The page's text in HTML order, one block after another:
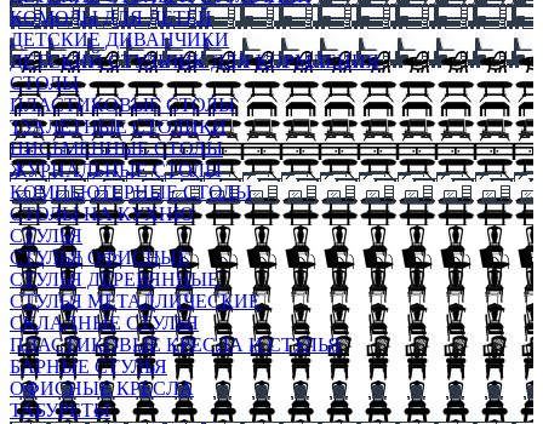
КОМОДЫ ДЛЯ ДЕТЕЙ
ДЕТСКИЕ ДИВАНЧИКИ
ДЕТСКИЙ СТУЛЬЧИК ДЛЯ КОРМЛЕНИЯ
СТОЛЫ
ПЛАСТИКОВЫЕ СТОЛЫ
ТУАЛЕТНЫЕ СТОЛИКИ
ПИСЬМЕННЫЕ СТОЛЫ
ЖУРНАЛЬНЫЕ СТОЛЫ
КОМПЬЮТЕРНЫЕ СТОЛЫ
СТОЛЫ НА КУХНЮ
СТУЛЬЯ
СТУЛЬЯ ОФИСНЫЕ
СТУЛЬЯ ДЕРЕВЯННЫЕ
СТУЛЬЯ МЕТАЛЛИЧЕСКИЕ
СКЛАДНЫЕ СТУЛЬЯ
ПЛАСТИКОВЫЕ КРЕСЛА И СТУЛЬЯ
БАРНЫЕ СТУЛЬЯ
ОФИСНЫЕ КРЕСЛА
ТАБУРЕТЫ